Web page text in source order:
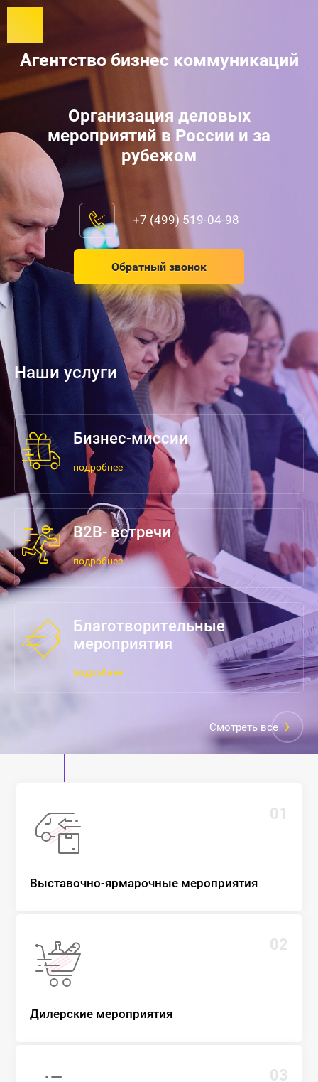
Агентство бизнес коммуникаций
Организация деловых
мероприятий в России и за
рубежом
+7 (499) 519-04-98
Обратный звонок
Наши услуги
Бизнес-миссии
подробнее
В2В- встречи
подробнее
Благотворительные
мероприятия
подробнее
Смотреть все
01
Выставочно-ярмарочные мероприятия
02
Дилерские мероприятия
03